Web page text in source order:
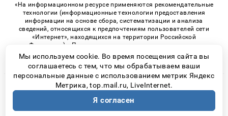
«На информационном ресурсе применяются рекомендательные
технологии (информационные технологии предоставления
информации на основе сбора, систематизации и анализа
сведений, относящихся к предпочтениям пользователей сети
«Интернет», находящихся на территории Российской
Федерации)». Правила применения рекомендательных
технологий в виджетах рекламно-обменной сети
«СМИ2» (PDF)
© 2026 «ProGorodSamara» | Все права защищены
Возрастная категория сайта 16+
Политика конфиденциальности
Мы используем cookie. Во время посещения сайта вы
соглашаетесь с тем, что мы обрабатываем ваши
персональные данные с использованием метрик Яндекс
Метрика, top.mail.ru, LiveInternet.
Я согласен